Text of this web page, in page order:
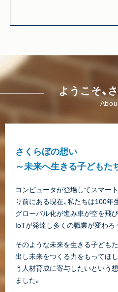
ようこそ、
さくらぼの想い
～未来へ生きる子どもた
コンピュータが登場してスマー
り前にある現在、私たちは100年
グローバル化が進み車が空を飛び
IoTが発達し多くの職業が変わろ
そのような未来を生きる子ども
出し未来をつくる力をもってほ
う人材育成に寄与したいという
ました。